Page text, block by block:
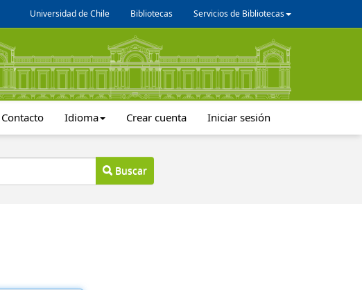
Universidad de Chile Bibliotecas Servicios de Bibliotecas
Contacto Idioma Crear cuenta Iniciar sesión
Buscar